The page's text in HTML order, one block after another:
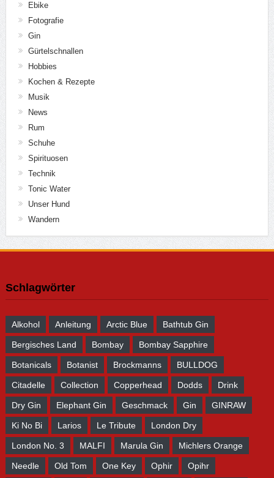
Ebike
Fotografie
Gin
Gürtelschnallen
Hobbies
Kochen & Rezepte
Musik
News
Rum
Schuhe
Spirituosen
Technik
Tonic Water
Unser Hund
Wandern
Schlagwörter
Alkohol Anleitung Arctic Blue Bathtub Gin
Bergisches Land Bombay Bombay Sapphire
Botanicals Botanist Brockmanns BULLDOG
Citadelle Collection Copperhead Dodds Drink
Dry Gin Elephant Gin Geschmack Gin GINRAW
Ki No Bi Larios Le Tribute London Dry
London No. 3 MALFI Marula Gin Michlers Orange
Needle Old Tom One Key Ophir Opihr